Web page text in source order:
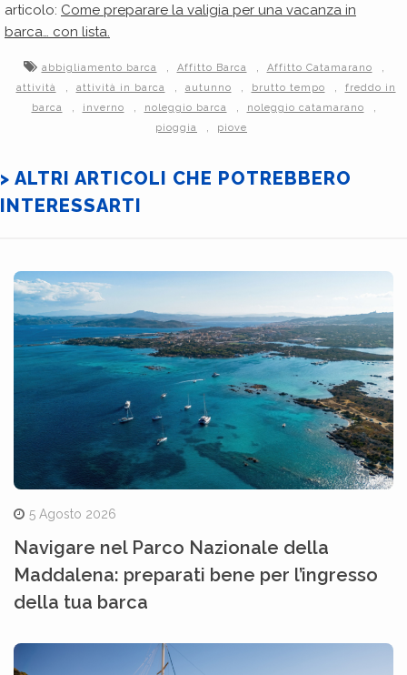
articolo: Come preparare la valigia per una vacanza in
barca… con lista.
abbigliamento barca Affitto Barca Affitto Catamarano
attività attività in barca autunno brutto tempo
freddo in
barca
inverno noleggio barca noleggio catamarano
pioggia piove
> ALTRI ARTICOLI CHE POTREBBERO
INTERESSARTI
5 Agosto 2026
Navigare nel Parco Nazionale della
Maddalena: preparati bene per l’ingresso
della tua barca